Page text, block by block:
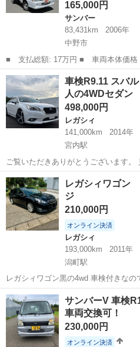
165,000円
サンバー
83,431km
2006年
中野市
■ 支払総額: 17万円 ■ 車両本体価格： 165,000 円 ■ メーカー
名： スバル ■ 車種名： サンバー
Ａ ４ＷＤ ５ＭＴ ＥＴＣ Ｔベル
エアコンなし ■...
長野 中野市 サンバー
車検R9.11 スバ
人の4WDセダン
498,000円
レガシィ
141,000km
2014年
宮内駅
ご覧いただきありがとうございます。 見た目の良さに運転のしやす
さ、 乗り心地の良さに走行性能の高
す！ 見た目は美しさと高級さがあり、 眺めているだけでも満足してし
まいます。 運転面で...
新潟 長岡市 宮内駅 レガシィ
レガシィワゴン
ジ
210,000円
オンライン決済
レガシィ
193,000km
2011年
潟町駅
レガシィワゴン黒の4wd 車検付きな
能。 これからの冬に備えて安心の四
ーですが音は静かです。 税金込み。
新潟 上越市 レガシィ
サンバーV 車検
車両交換可！
230,000円
オンライン決済